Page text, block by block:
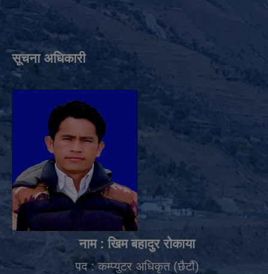
सूचना अधिकारी
नाम : खिम बहादुर रोकाया
पद : कम्प्युटर अधिकृत (छैटौं)